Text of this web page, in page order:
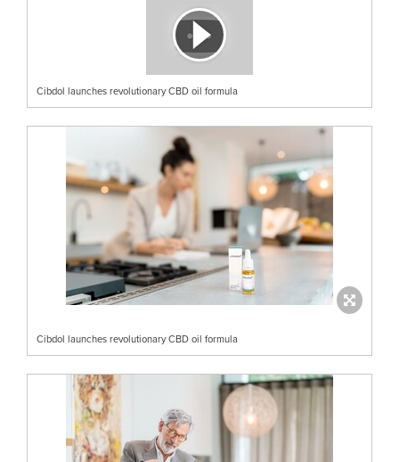
Cibdol launches revolutionary CBD oil formula
Cibdol launches revolutionary CBD oil formula